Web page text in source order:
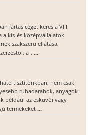
jártas céget keres a VIII.
a kis-és középvállalatok
szakszerű ellátása,
a t ...
tisztítónkban, nem csak
ruhadarabok, anyagok
például az esküvői vagy
termékeket ...